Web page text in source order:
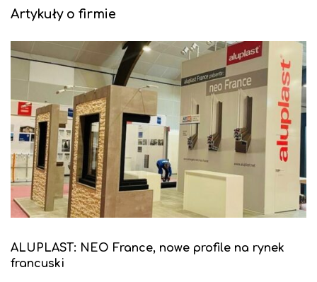
Artykuły o firmie
ALUPLAST: NEO France, nowe profile na rynek
francuski